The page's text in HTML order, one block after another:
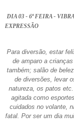
DIA 03 - 6ª FEIRA -
EXPRESSÃO
Para diversão, estar
de amparo a
também; salão de
de diversões, levar
natureza, os patos
agitada como
cuidados no volante,
fatal. Por ser um dia